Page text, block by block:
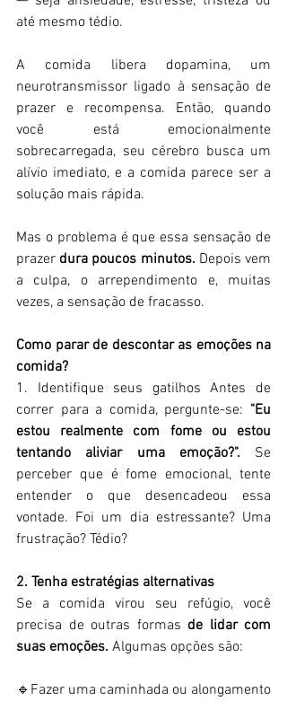
até mesmo tédio.
A comida libera dopamina, um
neurotransmissor ligado à sensação de
prazer e recompensa. Então, quando
você está emocionalmente
sobrecarregada, seu cérebro busca um
alívio imediato, e a comida parece ser a
solução mais rápida.
Mas o problema é que essa sensação de
prazer dura poucos minutos. Depois vem
a culpa, o arrependimento e, muitas
vezes, a sensação de fracasso.
Como parar de descontar as emoções na
comida?
1. Identifique seus gatilhos Antes de
correr para a comida, pergunte-se: "Eu
estou realmente com fome ou estou
tentando
aliviar uma emoção?". Se
perceber que é fome emocional, tente
entender o que desencadeou essa
vontade. Foi um dia estressante? Uma
frustração? Tédio?
2. Tenha estratégias alternativas
Se a comida virou seu refúgio, você
precisa de outras formas de lidar com
suas emoções. Algumas opções são:
🔹Fazer uma caminhada ou alongamento